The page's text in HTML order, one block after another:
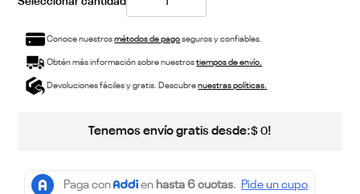
Conoce nuestrosmétodos de pagoseguros y confiables.
Obtén más información sobre nuestrostiempos de envío.
Devoluciones fáciles y gratis. Descubrenuestras políticas.
Tenemos envío gratis desde:$ 0!